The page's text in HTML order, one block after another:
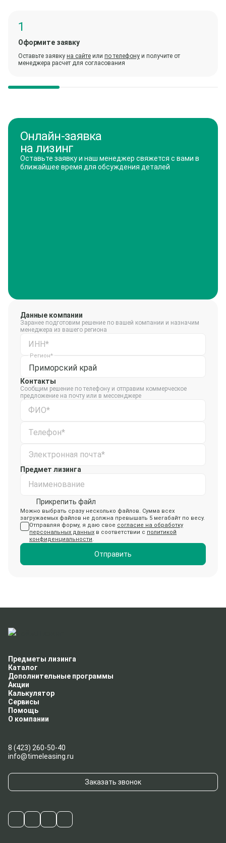
Оформите заявку
Оставьте заявку на сайте или по телефону и получите от
менеджера расчет для согласования
Онлайн-заявка
на лизинг
Оставьте заявку и наш менеджер свяжется с вами в
ближайшее время для обсуждения деталей
Данные компании
Заранее подготовим решение по вашей компании и назначим
менеджера из вашего региона
ИНН*
Приморский край
Регион*
Контакты
Сообщим решение по телефону и отправим коммерческое
предложение на почту или в мессенджере
ФИО*
Телефон*
Электронная почта*
Предмет лизинга
Наименование
Прикрепить файл
Можно выбрать сразу несколько файлов. Сумма всех
загружаемых файлов не должна превышать 5 мегабайт по весу.
Отправляя форму, я даю свое согласие на обработку
персональных данных в соответствии с политикой
конфиденциальности.
Отправить
Предметы лизинга
Каталог
Дополнительные программы
Акции
Калькулятор
Сервисы
Помощь
О компании
8 (423) 260-50-40
info@timeleasing.ru
Заказать звонок